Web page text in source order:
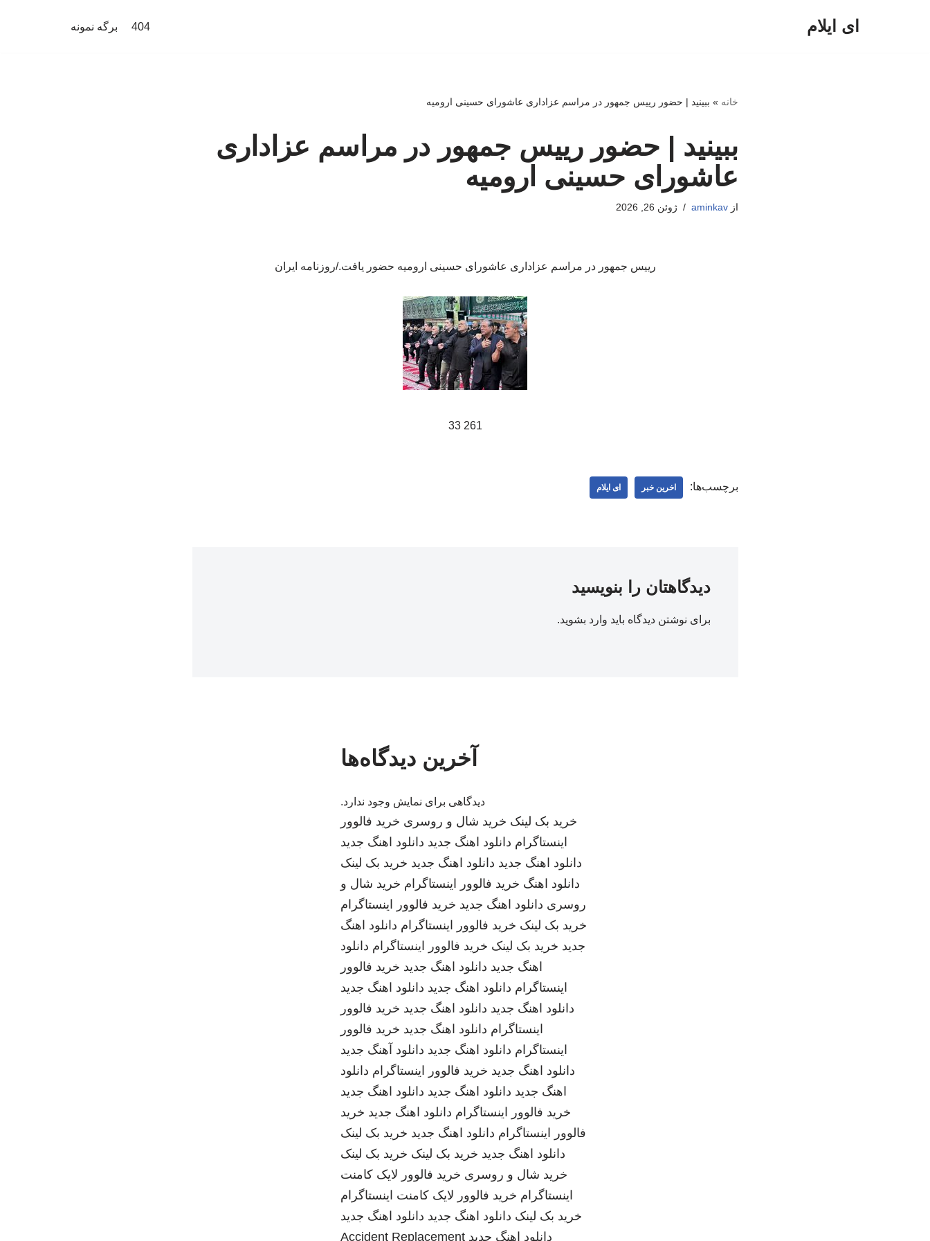
ای ایلام 404 برگه نمونه
خانه » ببینید | حضور رییس جمهور در مراسم عزاداری عاشورای حسینی ارومیه
ببینید | حضور رییس جمهور در مراسم عزاداری
عاشورای حسینی ارومیه
ازaminkav ژوئن 26, 2026
رییس جمهور در مراسم عزاداری عاشورای حسینی ارومیه حضور یافت./روزنامه ایران
261 33
برچسب‌ها: اخرین خبر ای ایلام
دیدگاهتان را بنویسید
برای نوشتن دیدگاه باید وارد بشوید.
آخرین دیدگاه‌ها
دیدگاهی برای نمایش وجود ندارد.
خرید بک لینک خرید شال و روسری خرید فالوور
اینستاگرام دانلود اهنگ جدید دانلود اهنگ جدید
دانلود اهنگ جدید دانلود اهنگ جدید خرید بک لینک
دانلود اهنگ خرید فالوور اینستاگرام خرید شال و
روسری دانلود اهنگ جدید خرید فالوور اینستاگرام
خرید بک لینک خرید فالوور اینستاگرام دانلود اهنگ
جدید خرید بک لینک خرید فالوور اینستاگرام دانلود
اهنگ جدید دانلود اهنگ جدید خرید فالوور
اینستاگرام دانلود اهنگ جدید دانلود اهنگ جدید
دانلود اهنگ جدید دانلود اهنگ جدید خرید فالوور
اینستاگرام دانلود اهنگ جدید خرید فالوور
اینستاگرام دانلود اهنگ جدید دانلود آهنگ جدید
دانلود اهنگ جدید خرید فالوور اینستاگرام دانلود
اهنگ جدید دانلود اهنگ جدید دانلود اهنگ جدید
خرید فالوور اینستاگرام دانلود اهنگ جدید خرید
فالوور اینستاگرام دانلود اهنگ جدید خرید بک لینک
دانلود اهنگ جدید خرید بک لینک خرید بک لینک
خرید شال و روسری خرید فالوور لایک کامنت
اینستاگرام خرید فالوور لایک کامنت اینستاگرام
خرید بک لینک دانلود اهنگ جدید دانلود اهنگ جدید
دانلود اهنگ جدید Accident Replacement